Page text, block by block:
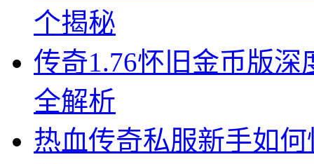
个揭秘
传奇1.76怀旧金币版
全解析
热血传奇私服新手如